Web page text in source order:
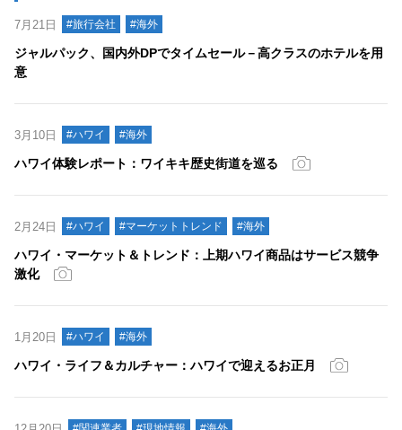
7月21日 #旅行会社 #海外
ジャルパック、国内外DPでタイムセール－高クラスのホテルを用
意
3月10日 #ハワイ #海外
ハワイ体験レポート：ワイキキ歴史街道を巡る
2月24日 #ハワイ #マーケットトレンド #海外
ハワイ・マーケット＆トレンド：上期ハワイ商品はサービス競争
激化
1月20日 #ハワイ #海外
ハワイ・ライフ＆カルチャー：ハワイで迎えるお正月